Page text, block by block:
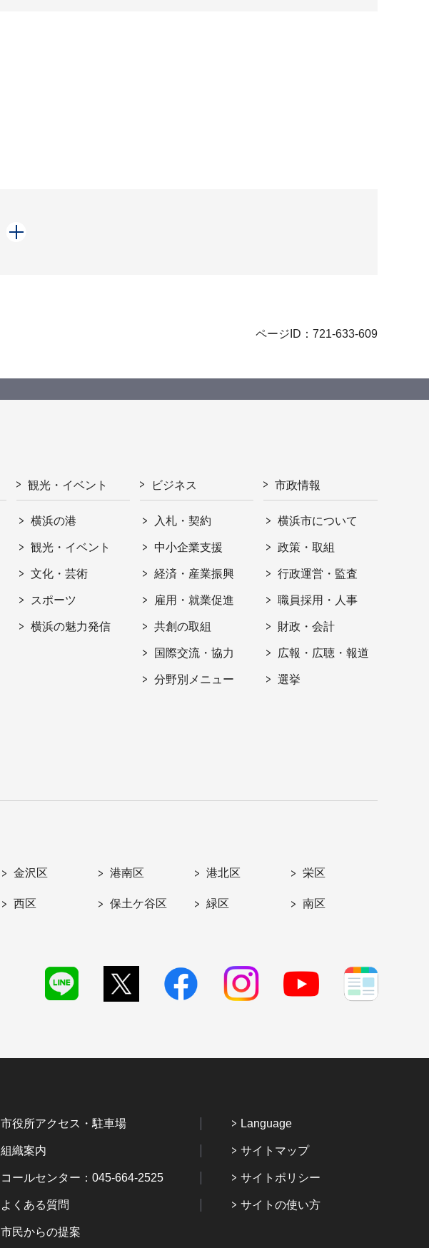
ページID：721-633-609
観光・イベント
横浜の港
観光・イベント
文化・芸術
スポーツ
横浜の魅力発信
ビジネス
入札・契約
中小企業支援
経済・産業振興
雇用・就業促進
共創の取組
国際交流・協力
分野別メニュー
市政情報
横浜市について
政策・取組
行政運営・監査
職員採用・人事
財政・会計
広報・広聴・報道
選挙
金沢区 港南区 港北区 栄区
西区 保土ケ谷区 緑区 南区
市役所アクセス・駐車場
組織案内
コールセンター：045-664-2525
よくある質問
市民からの提案
Language
サイトマップ
サイトポリシー
サイトの使い方